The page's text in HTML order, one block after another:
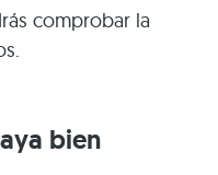
comprobar la
bien